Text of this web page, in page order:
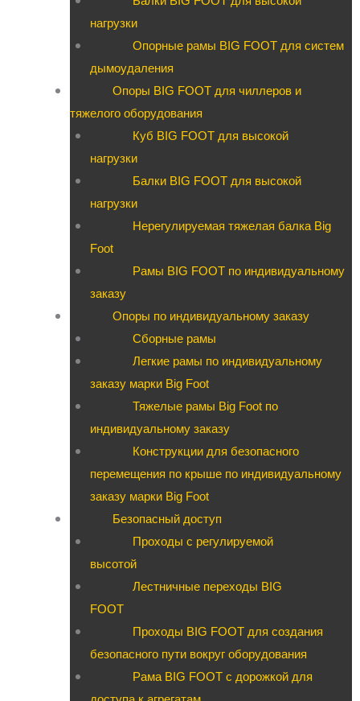
нагрузки
Опорные рамы BIG FOOT для систем
дымоудаления
Опоры BIG FOOT для чиллеров и
тяжелого оборудования
Куб BIG FOOT для высокой
нагрузки
Балки BIG FOOT для высокой
нагрузки
Нерегулируемая тяжелая балка Big
Foot
Рамы BIG FOOT по индивидуальному
заказу
Опоры по индивидуальному заказу
Сборные рамы
Легкие рамы по индивидуальному
заказу марки Big Foot
Тяжелые рамы Big Foot по
индивидуальному заказу
Конструкции для безопасного
перемещения по крыше по индивидуальному
заказу марки Big Foot
Безопасный доступ
Проходы с регулируемой
высотой
Лестничные переходы BIG
FOOT
Проходы BIG FOOT для создания
безопасного пути вокруг оборудования
Рама BIG FOOT с дорожкой для